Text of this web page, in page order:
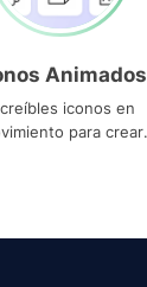
Animados
iconos en
para crear